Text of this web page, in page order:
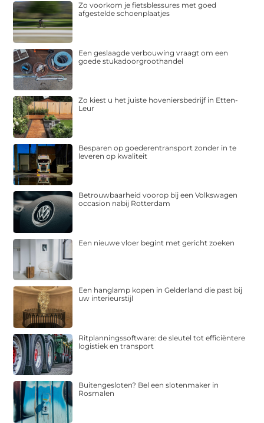
Zo voorkom je fietsblessures met goed
afgestelde schoenplaatjes
Een geslaagde verbouwing vraagt om een
goede stukadoorgroothandel
Zo kiest u het juiste hoveniersbedrijf in Etten-
Leur
Besparen op goederentransport zonder in te
leveren op kwaliteit
Betrouwbaarheid voorop bij een Volkswagen
occasion nabij Rotterdam
Een nieuwe vloer begint met gericht zoeken
Een hanglamp kopen in Gelderland die past bij
uw interieurstijl
Ritplanningssoftware: de sleutel tot efficiëntere
logistiek en transport
Buitengesloten? Bel een slotenmaker in
Rosmalen